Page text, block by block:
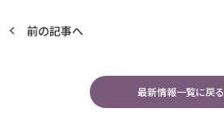
前の記事へ
最新情報一覧に戻る